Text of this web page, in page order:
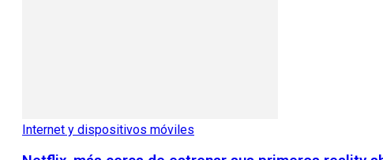
Internet y dispositivos móviles